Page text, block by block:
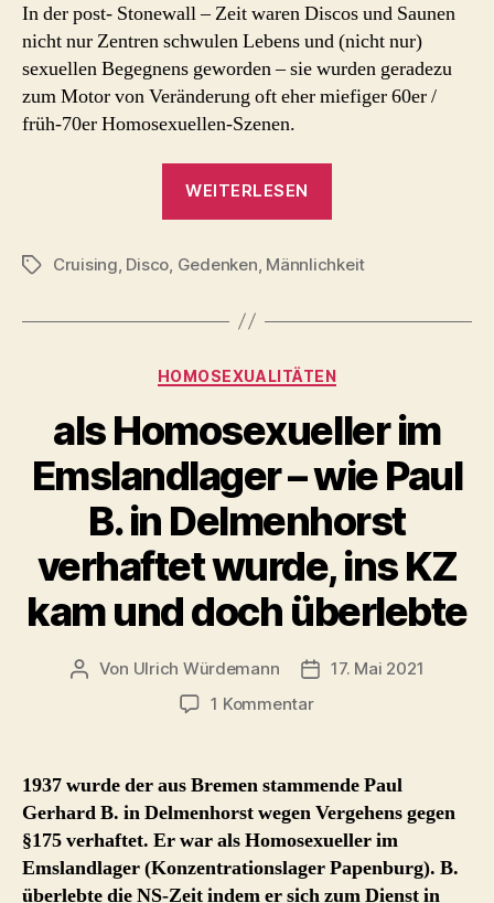
In der post- Stonewall – Zeit waren Discos und Saunen
nicht nur Zentren schwulen Lebens und (nicht nur)
sexuellen Begegnens geworden – sie wurden geradezu
zum Motor von Veränderung oft eher miefiger 60er /
früh-70er Homosexuellen-Szenen.
WEITERLESEN
Peter
Schlagwörter
Cruising Disco Gedenken Männlichkeit
Kategorien
HOMOSEXUALITÄTEN
als Homosexueller im
Emslandlager – wie Paul
B. in Delmenhorst
verhaftet wurde, ins KZ
kam und doch überlebte
Beitragsautor
Von Ulrich Würdemann Beitragsdatum
17. Mai 2021
1 Kommentarzu
–
wie
Paul
B.
1937 wurde der aus Bremen stammende Paul
Gerhard B. in Delmenhorst wegen Vergehens gegen
§175 verhaftet. Er war als Homosexueller im
Emslandlager (Konzentrationslager Papenburg). B.
überlebte die NS-Zeit indem er sich zum Dienst in